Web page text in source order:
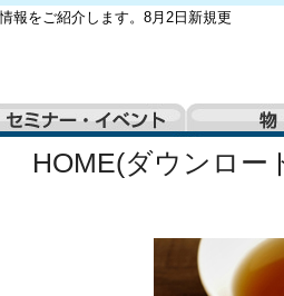
報をご紹介します。8月2日新規更
HOME(ダウンロー